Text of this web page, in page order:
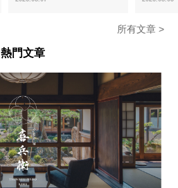
所有文章 >
熱門文章